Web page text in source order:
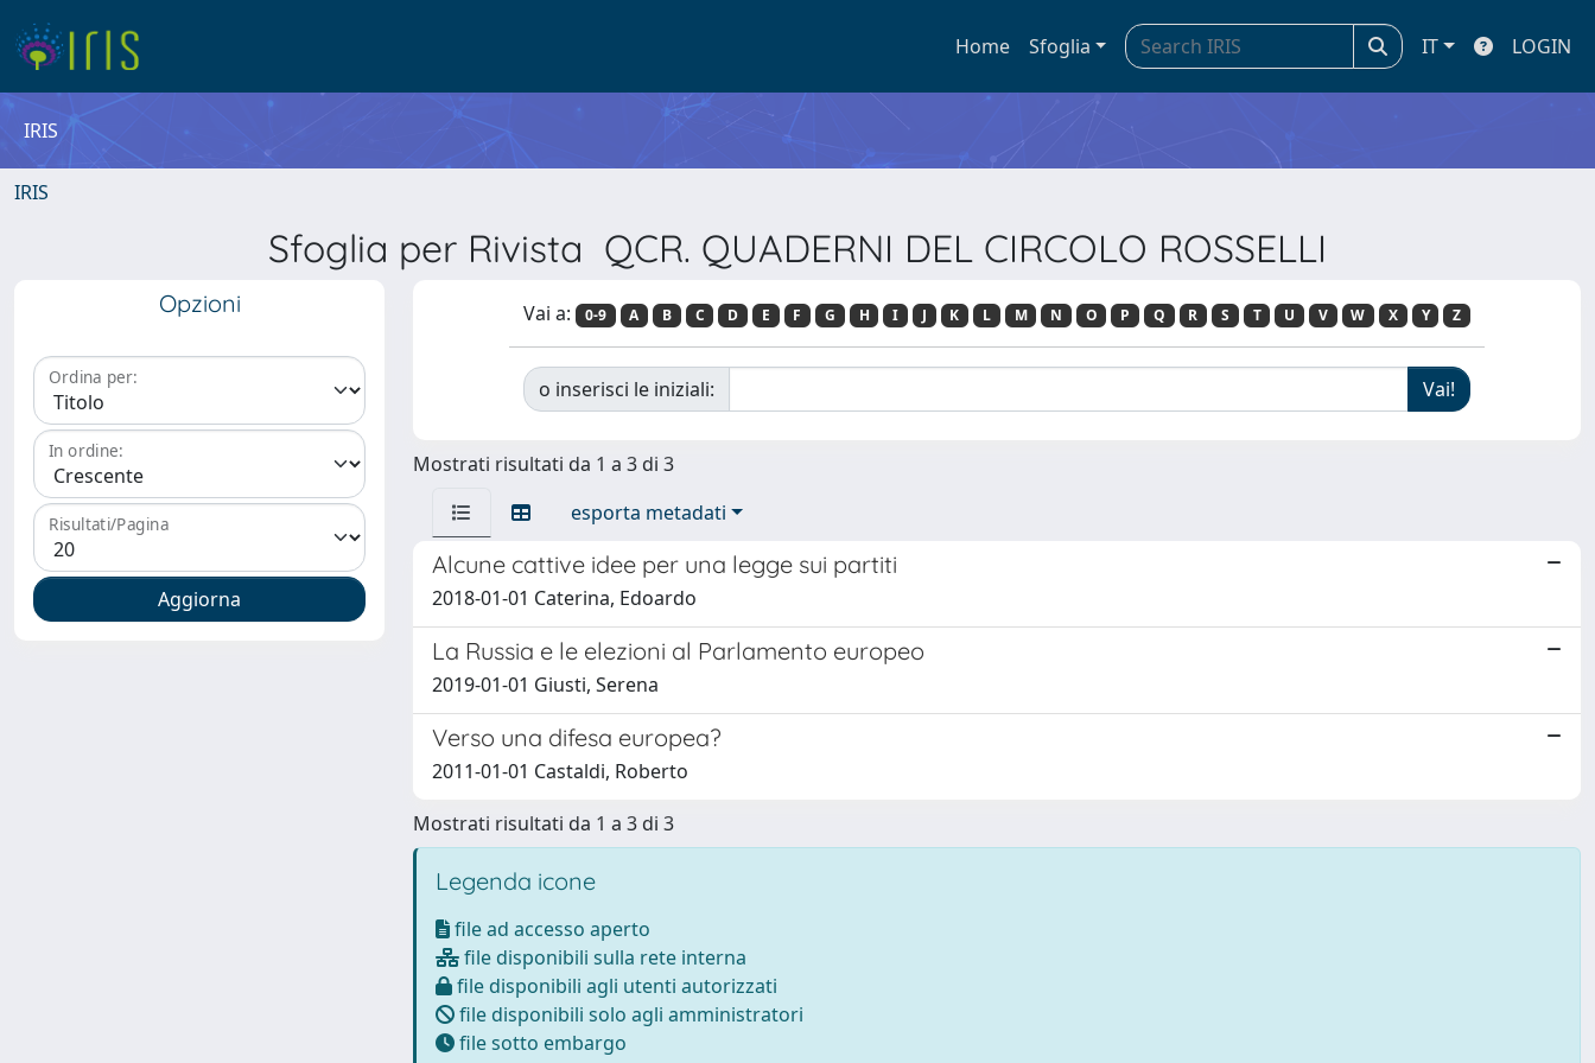
Home Sfoglia IT LOGIN
IRIS
IRIS
Sfoglia per Rivista QCR. QUADERNI DEL CIRCOLO ROSSELLI
Opzioni
Ordina per:
In ordine:
Risultati/Pagina
Vai a: 0-9 A B C D E F G H I J K L M N O P Q R S T U V W X Y Z
o inserisci le iniziali:
Mostrati risultati da 1 a 3 di 3
esporta metadati
Alcune cattive idee per una legge sui partiti
2018-01-01 Caterina, Edoardo
La Russia e le elezioni al Parlamento europeo
2019-01-01 Giusti, Serena
Verso una difesa europea?
2011-01-01 Castaldi, Roberto
Mostrati risultati da 1 a 3 di 3
Legenda icone
file ad accesso aperto
file disponibili sulla rete interna
file disponibili agli utenti autorizzati
file disponibili solo agli amministratori
file sotto embargo